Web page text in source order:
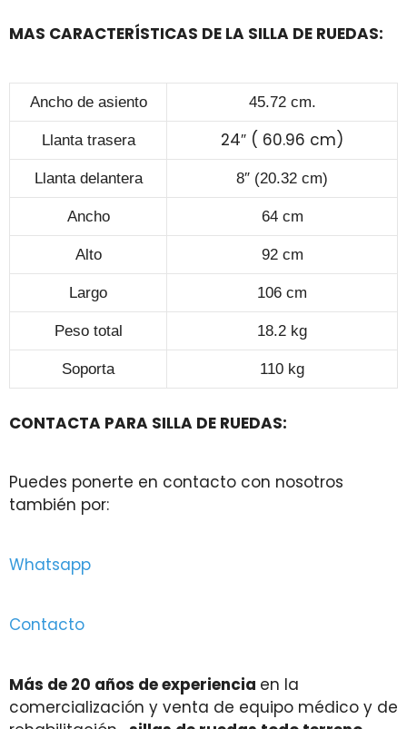
MAS CARACTERÍSTICAS DE LA SILLA DE RUEDAS:
Ancho de asiento 45.72 cm.
Llanta trasera 24″ ( 60.96 cm)
Llanta delantera 8″ (20.32 cm)
Ancho 64 cm
Alto 92 cm
Largo 106 cm
Peso total 18.2 kg
Soporta 110 kg
CONTACTA PARA SILLA DE RUEDAS:
Puedes ponerte en contacto con nosotros
también por:
Whatsapp
Contacto
Más de 20 años de experiencia en la
comercialización y venta de equipo médico y de